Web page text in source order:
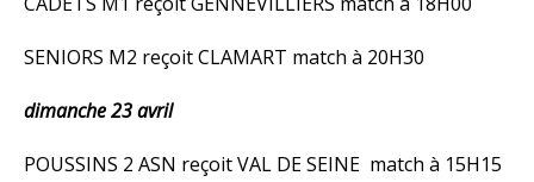
SENIORS M2 reçoit CLAMART match à 20H30
dimanche 23 avril
POUSSINS 2 ASN reçoit VAL DE SEINE match à 15H15